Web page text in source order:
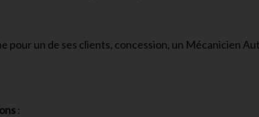
pour un de ses clients, concession, un Mécanicien
: